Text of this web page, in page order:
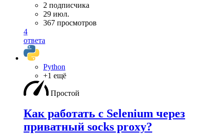
2 подписчика
29 июл.
367 просмотров
4
ответа
Python
+1 ещё
Простой
Как работать с Selenium через
приватный socks proxy?